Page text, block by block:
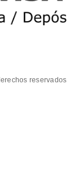
reservados.